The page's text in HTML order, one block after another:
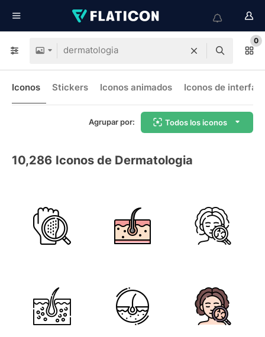
0
Iconos Stickers Iconos animados Iconos de interfaz
Agrupar por: Todos los iconos
10,286 Iconos de Dermatologia